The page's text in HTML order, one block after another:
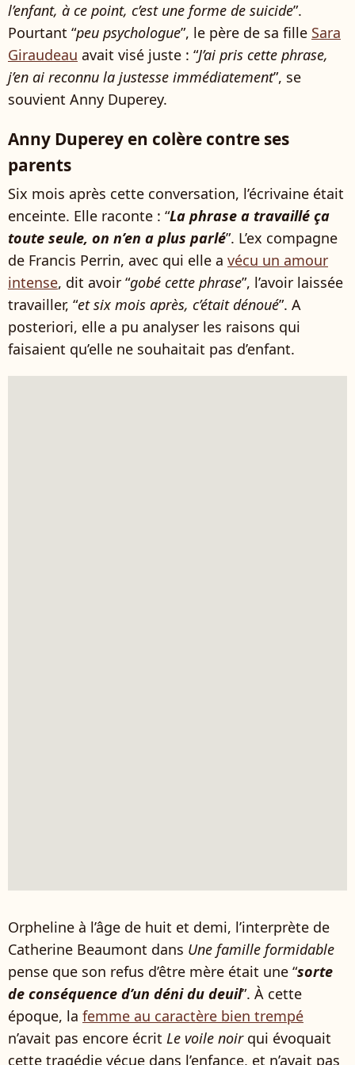
l’enfant, à ce point, c’est une forme de suicide”.
Pourtant “peu psychologue”, le père de sa fille Sara
Giraudeau avait visé juste : “J’ai pris cette phrase,
j’en ai reconnu la justesse immédiatement”, se
souvient Anny Duperey.
Anny Duperey en colère contre ses
parents
Six mois après cette conversation, l’écrivaine était
enceinte. Elle raconte : “La phrase a travaillé ça
toute seule, on n’en a plus parlé”. L’ex compagne
de Francis Perrin, avec qui elle a vécu un amour
intense, dit avoir “gobé cette phrase”, l’avoir laissée
travailler, “et six mois après, c’était dénoué”. A
posteriori, elle a pu analyser les raisons qui
faisaient qu’elle ne souhaitait pas d’enfant.
Orpheline à l’âge de huit et demi, l’interprète de
Catherine Beaumont dans Une famille formidable
pense que son refus d’être mère était une “sorte
de conséquence d’un déni du deuil”. À cette
époque, la femme au caractère bien trempé
n’avait pas encore écrit Le voile noir qui évoquait
cette tragédie vécue dans l’enfance, et n’avait pas